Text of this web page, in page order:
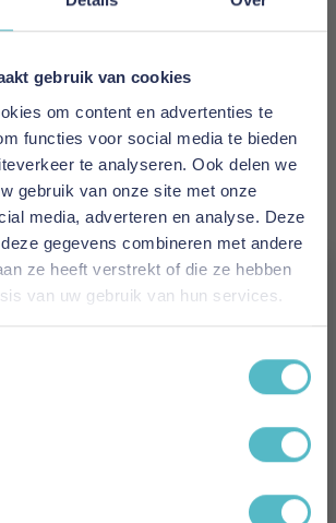
gebruik van cookies
om content en advertenties te
functies voor social media te bieden
te analyseren. Ook delen we
gebruik van onze site met onze
media, adverteren en analyse. Deze
gegevens combineren met andere
ze heeft verstrekt of die ze hebben
van uw gebruik van hun services.